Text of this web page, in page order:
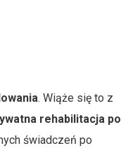
. Wiąże się to z
rehabilitacja po
świadczeń po